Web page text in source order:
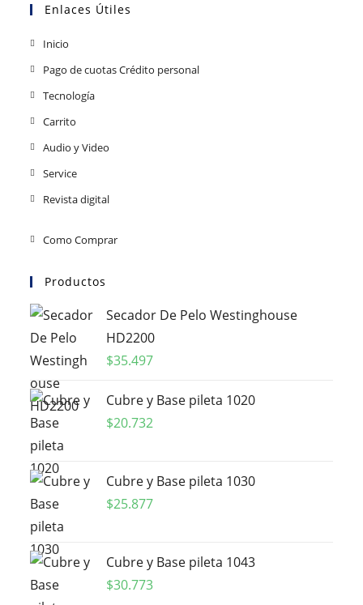
Enlaces Útiles
Inicio
Pago de cuotas Crédito personal
Tecnología
Carrito
Audio y Video
Service
Revista digital
Como Comprar
Productos
Secador De Pelo Westinghouse
HD2200
$35.497
Cubre y Base pileta 1020
$20.732
Cubre y Base pileta 1030
$25.877
Cubre y Base pileta 1043
$30.773